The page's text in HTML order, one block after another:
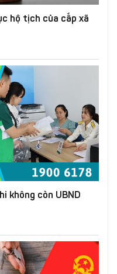
hộ tịch của cấp xã
không còn UBND